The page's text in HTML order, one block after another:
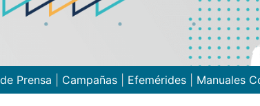
Prensa Campañas Efemérides Manuales